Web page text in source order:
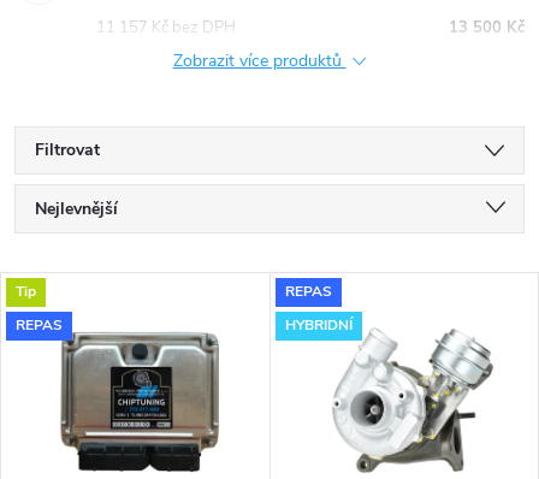
13 500 Kč
11 157 Kč bez DPH
Zobrazit více produktů
Filtrovat
Ř
a
z
Nejlevnější
Nejdražší
Nejprodávanější
V
ý
Tip
REPAS
REPAS
HYBRIDNÍ